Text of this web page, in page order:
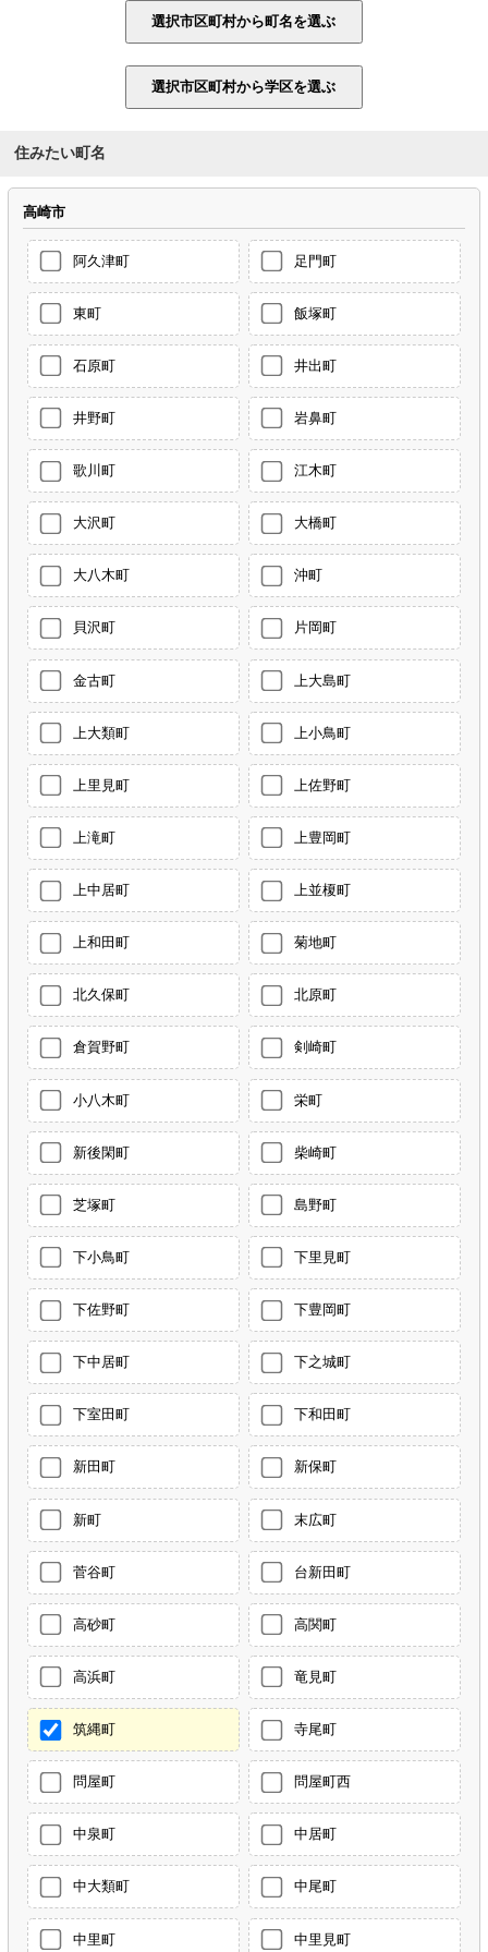
住みたい町名
高崎市
阿久津町 足門町
東町 飯塚町
石原町 井出町
井野町 岩鼻町
歌川町 江木町
大沢町 大橋町
大八木町 沖町
貝沢町 片岡町
金古町 上大島町
上大類町 上小鳥町
上里見町 上佐野町
上滝町 上豊岡町
上中居町 上並榎町
上和田町 菊地町
北久保町 北原町
倉賀野町 剣崎町
小八木町 栄町
新後閑町 柴崎町
芝塚町 島野町
下小鳥町 下里見町
下佐野町 下豊岡町
下中居町 下之城町
下室田町 下和田町
新田町 新保町
新町 末広町
菅谷町 台新田町
高砂町 高関町
高浜町 竜見町
筑縄町 寺尾町
問屋町 問屋町西
中泉町 中居町
中大類町 中尾町
中里町 中里見町